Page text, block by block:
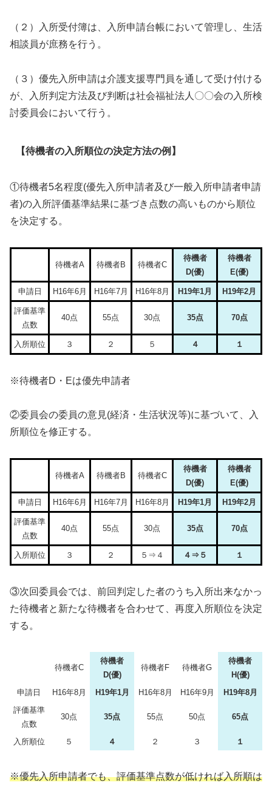
（２）入所受付簿は、入所申請台帳において管理し、生活
相談員が庶務を行う。
（３）優先入所申請は介護支援専門員を通して受け付ける
が、入所判定方法及び判断は社会福祉法人〇〇会の入所検
討委員会において行う。
【待機者の入所順位の決定方法の例】
①待機者5名程度(優先入所申請者及び一般入所申請者申請
者)の入所評価基準結果に基づき点数の高いものから順位
を決定する。
待機者A 待機者B 待機者C
待機者
D(優)
待機者
E(優)
申請日 H16年6月 H16年7月 H16年8月 H19年1月 H19年2月
評価基準
点数
40点 55点 30点 35点 70点
入所順位 ３ ２ ５ ４ １
※待機者D・Eは優先申請者
②委員会の委員の意見(経済・生活状況等)に基づいて、入
所順位を修正する。
待機者A 待機者B 待機者C
待機者
D(優)
待機者
E(優)
申請日 H16年6月 H16年7月 H16年8月 H19年1月 H19年2月
評価基準
点数
40点 55点 30点 35点 70点
入所順位 ３ ２ ５⇒４ ４⇒５ １
③次回委員会では、前回判定した者のうち入所出来なかっ
た待機者と新たな待機者を合わせて、再度入所順位を決定
する。
待機者C
待機者
D(優)
待機者F 待機者G
待機者
H(優)
申請日
H16年8月 H19年1月 H16年8月 H16年9月
H19年8月
評価基準
点数
30点 35点 55点 50点 65点
入所順位 ５ ４ ２ ３ １
※優先入所申請者でも、評価基準点数が低ければ入所順は